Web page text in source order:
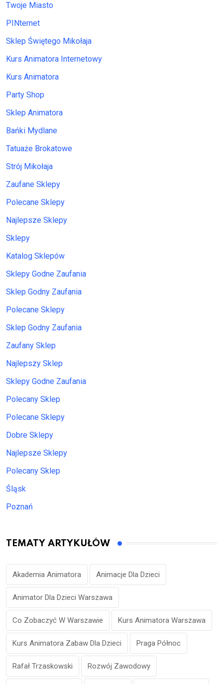
Twoje Miasto
PINternet
Sklep Świętego Mikołaja
Kurs Animatora Internetowy
Kurs Animatora
Party Shop
Sklep Animatora
Bańki Mydlane
Tatuaże Brokatowe
Strój Mikołaja
Zaufane Sklepy
Polecane Sklepy
Najlepsze Sklepy
Sklepy
Katalog Sklepów
Sklepy Godne Zaufania
Sklep Godny Zaufania
Polecane Sklepy
Sklep Godny Zaufania
Zaufany Sklep
Najlepszy Sklep
Sklepy Godne Zaufania
Polecany Sklep
Polecane Sklepy
Dobre Sklepy
Najlepsze Sklepy
Polecany Sklep
Śląsk
Poznań
TEMATY ARTYKUŁÓW
Akademia Animatora Animacje Dla Dzieci
Animator Dla Dzieci Warszawa
Co Zobaczyć W Warszawie Kurs Animatora Warszawa
Kurs Animatora Zabaw Dla Dzieci Praga Północ
Rafał Trzaskowski Rozwój Zawodowy